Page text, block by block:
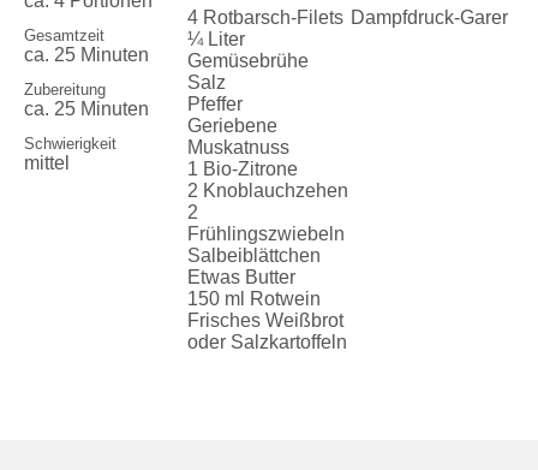
Gesamtzeit
ca. 25 Minuten
Zubereitung
ca. 25 Minuten
Schwierigkeit
mittel
4 Rotbarsch-Filets
¼ Liter
Gemüsebrühe
Salz
Pfeffer
Geriebene
Muskatnuss
1 Bio-Zitrone
2 Knoblauchzehen
2
Frühlingszwiebeln
Salbeiblättchen
Etwas Butter
150 ml Rotwein
Frisches Weißbrot
oder Salzkartoffeln
Dampfdruck-Garer